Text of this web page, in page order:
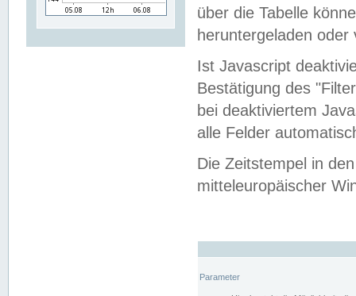
über die Tabelle
heruntergeladen oder
Ist Javascript
Bestätigung des
bei deaktiviertem
alle Felder
Die Zeitstempel in
mitteleuropäischer
Parameter